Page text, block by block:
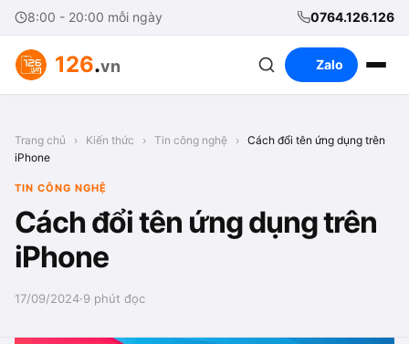
8:00 - 20:00 mỗi ngày 0764.126.126
126.vn Zalo
Trang chủ › Kiến thức › Tin công nghệ › Cách đổi tên ứng dụng trên
iPhone
TIN CÔNG NGHỆ
Cách đổi tên ứng dụng trên
iPhone
17/09/2024·9 phút đọc